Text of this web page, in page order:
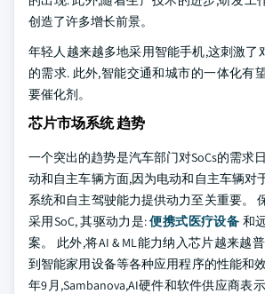
创造了许多增长前景。
年轻人越来越多地采用智能手机,这刺激了
的需求. 此外,智能交通和城市的一体化有
要催化剂。
芯片市场系统 趋势
一个突出的趋势是汽车部门对SoCs的需求
动和自主车辆方面,因为电动和自主车辆对
系统和自主驾驶能力提供动力至关重要。
采用SoC, 其驱动力是:便携式医疗设备 和
案。 此外,将AI & ML能力纳入芯片越来越
到智能家用设备等各种应用程序的性能和
年9月,Sambanova,AI硬件和软件供应商表